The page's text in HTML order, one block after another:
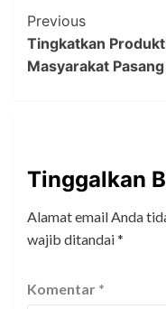
Post
Previous
Tingkatkan
Masyarakat
Tinggalkan
Alamat email Anda
wajib ditandai*
Komentar *